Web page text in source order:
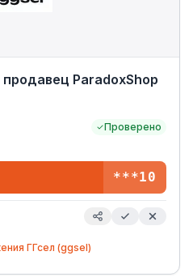
продавец ParadoxShop
Проверено
***10
ГГсел (ggsel)